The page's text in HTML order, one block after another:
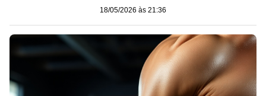
18/05/2026 às 21:36